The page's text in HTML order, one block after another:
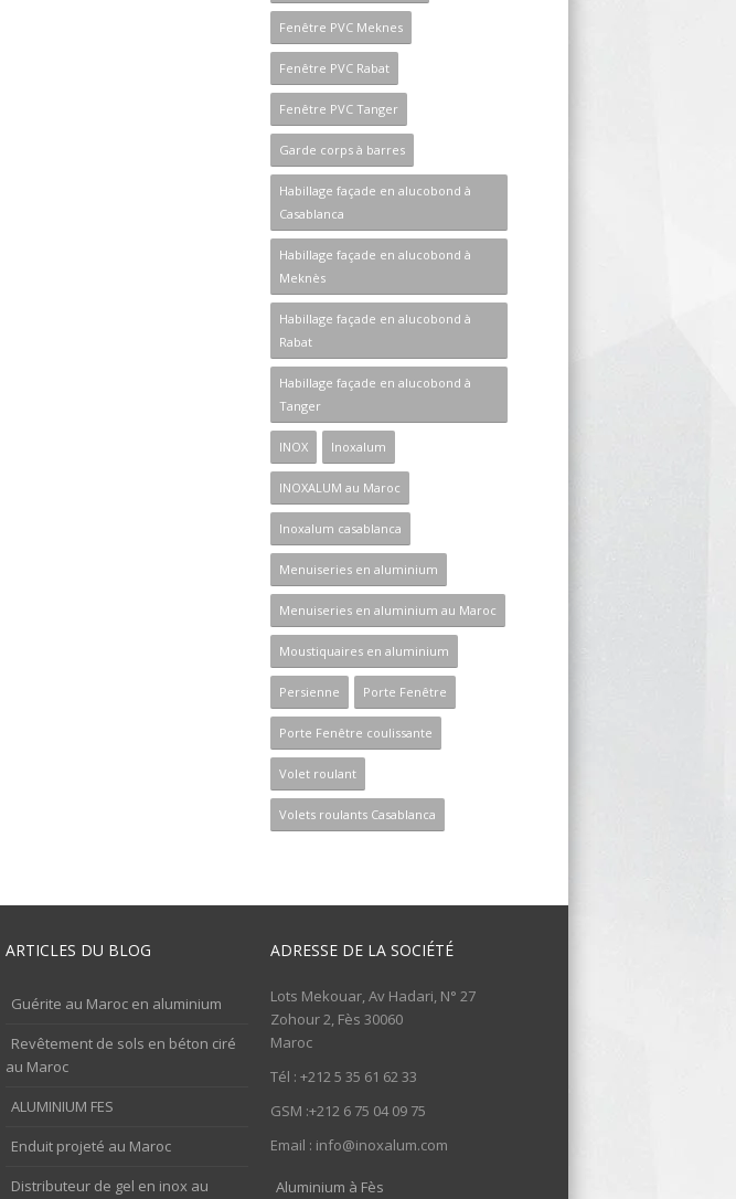
Fenêtre PVC Meknes
Fenêtre PVC Rabat
Fenêtre PVC Tanger
Garde corps à barres
Habillage façade en alucobond à
Casablanca
Habillage façade en alucobond à
Meknès
Habillage façade en alucobond à
Rabat
Habillage façade en alucobond à
Tanger
INOX Inoxalum
INOXALUM au Maroc
Inoxalum casablanca
Menuiseries en aluminium
Menuiseries en aluminium au Maroc
Moustiquaires en aluminium
Persienne Porte Fenêtre
Porte Fenêtre coulissante
Volet roulant
Volets roulants Casablanca
ARTICLES DU BLOG
Guérite au Maroc en aluminium
Revêtement de sols en béton ciré
au Maroc
ALUMINIUM FES
Enduit projeté au Maroc
Distributeur de gel en inox au
ADRESSE DE LA SOCIÉTÉ
Lots Mekouar, Av Hadari, N° 27
Zohour 2, Fès 30060
Maroc
Tél : +212 5 35 61 62 33
GSM :+212 6 75 04 09 75
Email : info@inoxalum.com
Aluminium à Fès